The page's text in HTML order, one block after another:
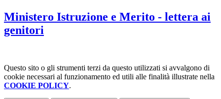
Ministero Istruzione e Merito - lettera ai
genitori
Questo sito o gli strumenti terzi da questo utilizzati si avvalgono di
cookie necessari al funzionamento ed utili alle finalità illustrate nella
COOKIE POLICY.